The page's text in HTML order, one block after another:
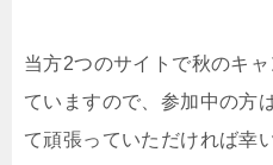
当方2つのサイトで秋のキ
ていますので、参加中の方
て頑張っていただければ幸